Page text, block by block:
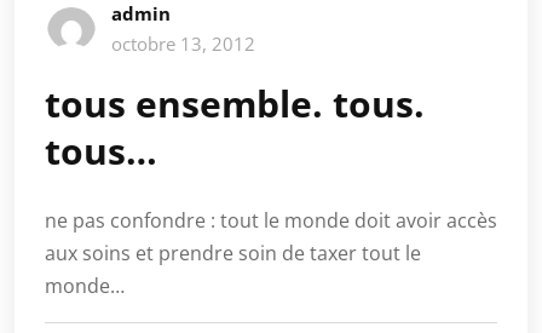
admin
octobre 13, 2012
tous ensemble. tous.
tous…
ne pas confondre : tout le monde doit avoir accès
aux soins et prendre soin de taxer tout le
monde…